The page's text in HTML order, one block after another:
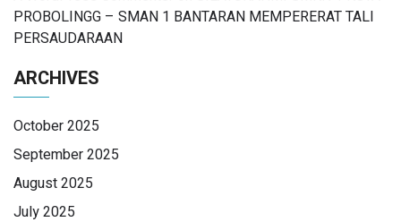
PROBOLINGG – SMAN 1 BANTARAN MEMPERERAT TALI
PERSAUDARAAN
ARCHIVES
October 2025
September 2025
August 2025
July 2025